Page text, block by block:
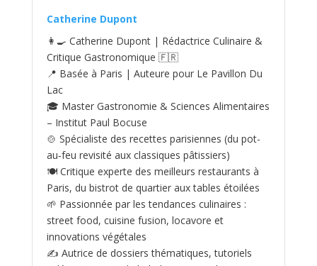
Catherine Dupont
👩‍🍳 Catherine Dupont | Rédactrice Culinaire &
Critique Gastronomique 🇫🇷
📍 Basée à Paris | Auteure pour Le Pavillon Du
Lac
🎓 Master Gastronomie & Sciences Alimentaires
– Institut Paul Bocuse
🍲 Spécialiste des recettes parisiennes (du pot-
au‑feu revisité aux classiques pâtissiers)
🍽️ Critique experte des meilleurs restaurants à
Paris, du bistrot de quartier aux tables étoilées
🌱 Passionnée par les tendances culinaires :
street food, cuisine fusion, locavore et
innovations végétales
✍️ Autrice de dossiers thématiques, tutoriels